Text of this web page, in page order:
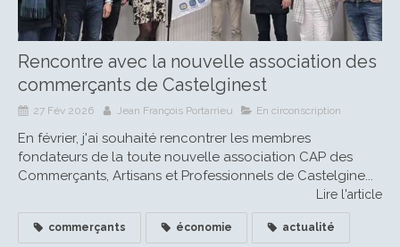
Rencontre avec la nouvelle association des
commerçants de Castelginest
27 Fév 2026 Jean François Portarrieu En circonscription
En février, j'ai souhaité rencontrer les membres
fondateurs de la toute nouvelle association CAP des
Commerçants, Artisans et Professionnels de Castelgine...
Lire l'article
commerçants économie actualité